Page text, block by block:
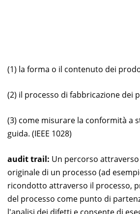
(1) la forma o il contenuto dei
(2) il processo di fabbricazione dei
(3) come misurare la conformità a
guida. (IEEE 1028)
audit trail: Un percorso
originale di un processo (ad
ricondotto attraverso il processo,
del processo come punto di